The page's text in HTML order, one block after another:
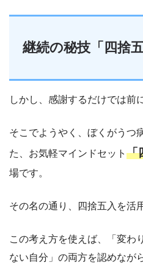
継続の秘技「四捨
しかし、感謝するだけでは前
そこでようやく、ぼくがうつ
た、お気軽マインドセット 「
場です。
その名の通り、四捨五入を活
この考え方を使えば、「変わ
ない自分」の両方を認めなが